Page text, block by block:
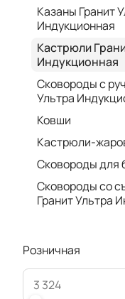
Казаны Гранит
Индукционная
Кастрюли
Индукционная
Сковороды с
Ультра
Ковши
Кастрюли-
Сковороды для
Сковороды со
Гранит Ультра
Розничная